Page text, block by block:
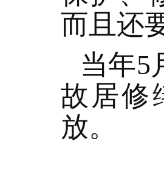
而且还
当年5
故居修
放。